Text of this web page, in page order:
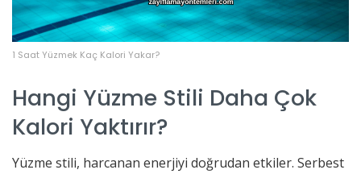
1 Saat Yüzmek Kaç Kalori Yakar?
Hangi Yüzme Stili Daha Çok
Kalori Yaktırır?
Yüzme stili, harcanan enerjiyi doğrudan etkiler. Serbest